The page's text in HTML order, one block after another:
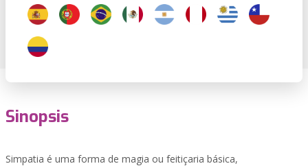
Sinopsis
Simpatia é uma forma de magia ou feitiçaria básica,